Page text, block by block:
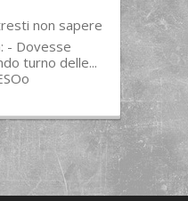
non sapere
- Dovesse
turno delle...